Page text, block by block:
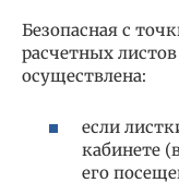
Безопасная с
расчетных
осуществлена:
если
кабинете
его